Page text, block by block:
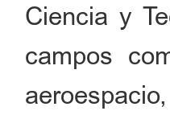
Ciencia y
campos